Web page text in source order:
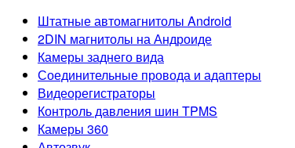
Штатные автомагнитолы Android
2DIN магнитолы на Андроиде
Камеры заднего вида
Соединительные провода и адаптеры
Видеорегистраторы
Контроль давления шин TPMS
Камеры 360